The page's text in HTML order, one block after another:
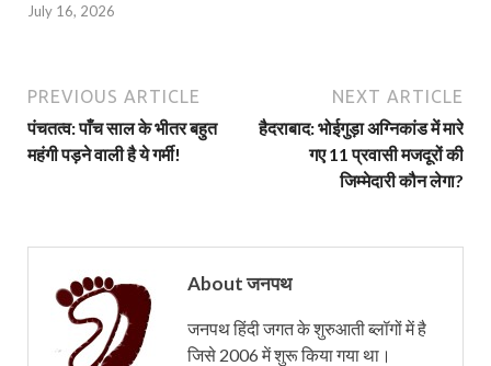
July 16, 2026
PREVIOUS ARTICLE
पंचतत्व: पाँच साल के भीतर बहुत
महंगी पड़ने वाली है ये गर्मी!
NEXT ARTICLE
हैदराबाद: भोईगुड़ा अग्निकांड में मारे
गए 11 प्रवासी मजदूरों की
जिम्मेदारी कौन लेगा?
About जनपथ
जनपथ हिंदी जगत के शुरुआती ब्लॉगों में है
जिसे 2006 में शुरू किया गया था।